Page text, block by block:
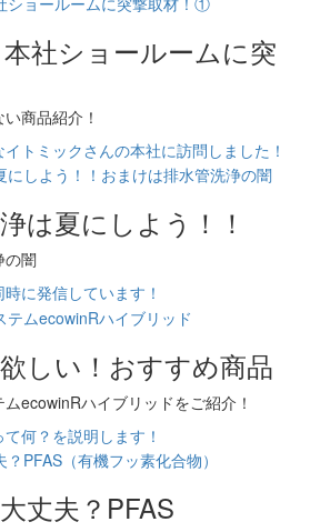
社ショールームに突
商品紹介！
トミックさんの本社に訪問しました！
は夏にしよう！！
の闇
に発信しています！
しい！おすすめ商品
ecowinRハイブリッドをご紹介！
何？を説明します！
丈夫？PFAS